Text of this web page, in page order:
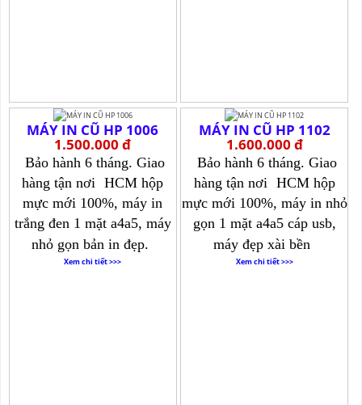
MÁY IN CŨ HP 1006
1.500.000 đ
Bảo hành 6 tháng. Giao
hàng tận nơi
HCM hộp
mực mới 100%, máy in
trắng đen 1 mặt a4a5, máy
nhỏ gọn bản in đẹp.
Xem chi tiết >>>
MÁY IN CŨ HP 1102
1.600.000 đ
Bảo hành 6 tháng. Giao
hàng tận nơi HCM hộp
mực mới 100%, máy in nhỏ
gọn 1 mặt a4a5 cáp usb,
máy đẹp xài bền
Xem chi tiết >>>